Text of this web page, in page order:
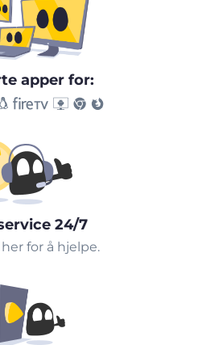
apper for:
24/7
for å hjelpe.